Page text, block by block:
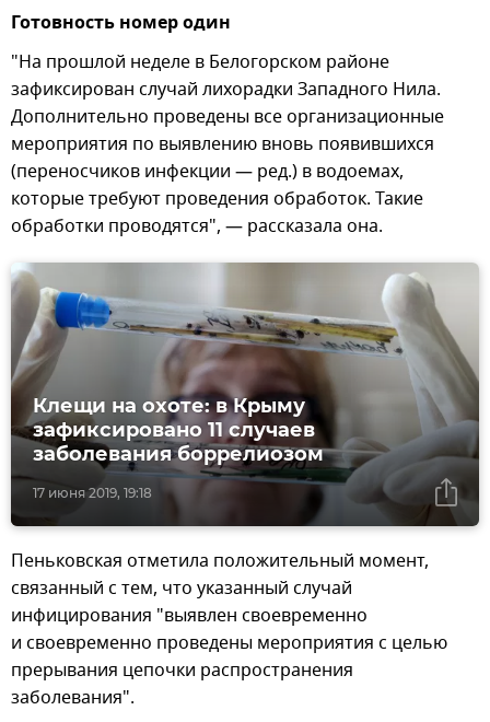
Готовность номер один
"На прошлой неделе в Белогорском районе
зафиксирован случай лихорадки Западного Нила.
Дополнительно проведены все организационные
мероприятия по выявлению вновь появившихся
(переносчиков инфекции — ред.) в водоемах,
которые требуют проведения обработок. Такие
обработки проводятся", — рассказала она.
17 июня 2019, 19:18
Клещи на охоте: в Крыму
зафиксировано 11 случаев
заболевания боррелиозом
Пеньковская отметила положительный момент,
связанный с тем, что указанный случай
инфицирования "выявлен своевременно
и своевременно проведены мероприятия с целью
прерывания цепочки распространения
заболевания".